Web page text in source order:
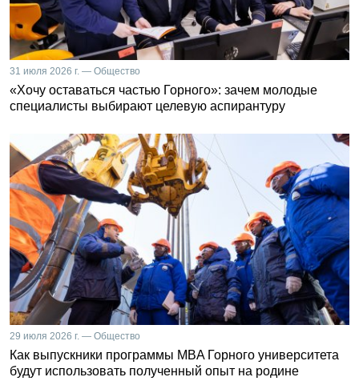
31 июля 2026 г. — Общество
«Хочу оставаться частью Горного»: зачем молодые
специалисты выбирают целевую аспирантуру
29 июля 2026 г. — Общество
Как выпускники программы MBA Горного университета
будут использовать полученный опыт на родине